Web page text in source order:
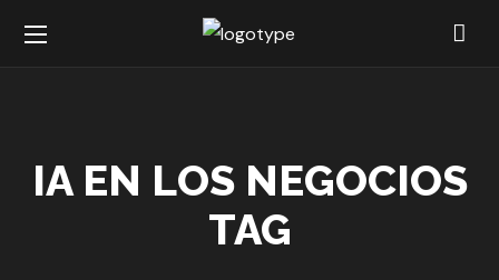
IA EN LOS NEGOCIOS
TAG